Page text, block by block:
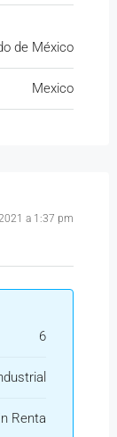
de México
Mexico
a 1:37 pm
6
Renta